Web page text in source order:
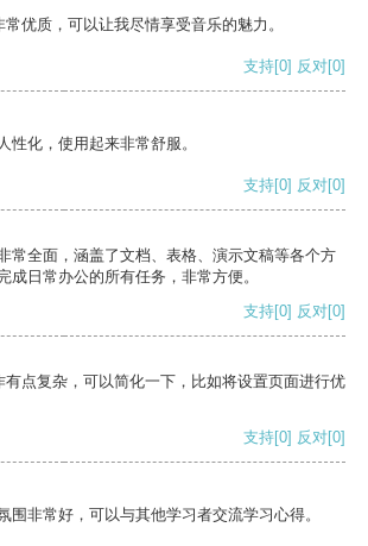
优质，可以让我尽情享受音乐的魅力。
支持[0] 反对[0]
性化，使用起来非常舒服。
支持[0] 反对[0]
常全面，涵盖了文档、表格、演示文稿等各个方
成日常办公的所有任务，非常方便。
支持[0] 反对[0]
有点复杂，可以简化一下，比如将设置页面进行优
支持[0] 反对[0]
围非常好，可以与其他学习者交流学习心得。